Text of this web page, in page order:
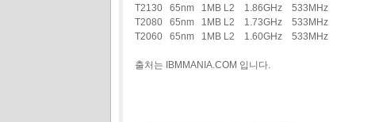
T2130 65nm 1MB L2 1.86GHz 533MHz
T2080 65nm 1MB L2 1.73GHz 533MHz
T2060 65nm 1MB L2 1.60GHz 533MHz
출처는 IBMMANIA.COM 입니다.